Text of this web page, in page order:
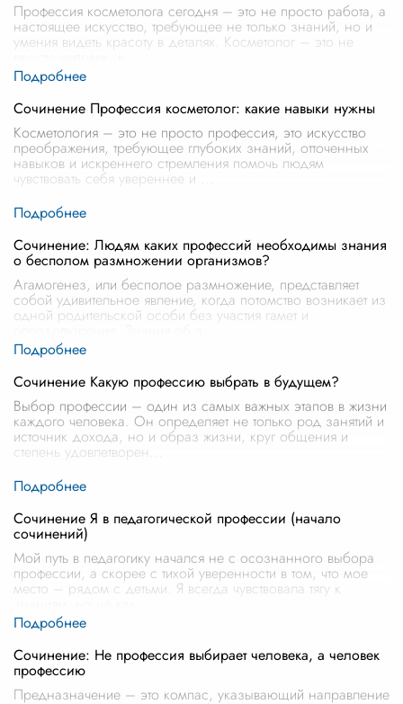
Профессия косметолога сегодня – это не просто работа, а
настоящее искусство, требующее не только знаний, но и
умения видеть красоту в деталях. Косметолог – это не
Сочинение Профессия косметолог: какие навыки нужны
Косметология – это не просто профессия, это искусство
преображения, требующее глубоких знаний, отточенных
навыков и искреннего стремления помочь людям
чувствовать себя увереннее и
Сочинение: Людям каких профессий необходимы знания
о бесполом размножении организмов?
Агамогенез, или бесполое размножение, представляет
собой удивительное явление, когда потомство возникает из
одной родительской особи без участия гамет и
Сочинение Какую профессию выбрать в будущем?
Выбор профессии – один из самых важных этапов в жизни
каждого человека. Он определяет не только род занятий и
источник дохода, но и образ жизни, круг общения и
степень удовлетворен
Сочинение Я в педагогической профессии (начало
сочинений)
Мой путь в педагогику начался не с осознанного выбора
профессии, а скорее с тихой уверенности в том, что мое
место – рядом с детьми. Я всегда чувствовала тягу к
Сочинение: Не профессия выбирает человека, а человек
профессию
Предназначение – это компас, указывающий направление